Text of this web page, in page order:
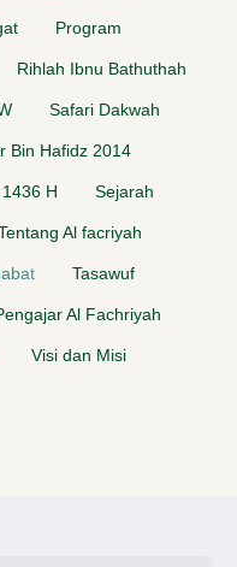
Program
Rihlah Ibnu Bathuthah
Safari Dakwah
Bin Hafidz 2014
H Sejarah
Al facriyah
Tasawuf
Al Fachriyah
Visi dan Misi